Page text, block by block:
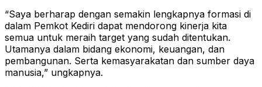
“Saya berharap dengan semakin lengkapnya formasi di
dalam Pemkot Kediri dapat mendorong kinerja kita
semua untuk meraih target yang sudah ditentukan.
Utamanya dalam bidang ekonomi, keuangan, dan
pembangunan. Serta kemasyarakatan dan sumber daya
manusia,” ungkapnya.